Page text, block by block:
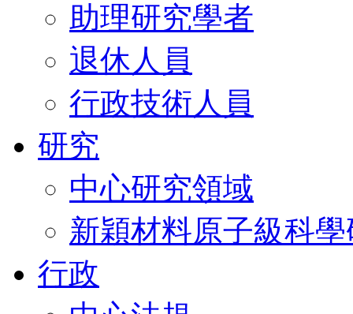
助理研究學者
退休人員
行政技術人員
研究
中心研究領域
新穎材料原子級科
行政